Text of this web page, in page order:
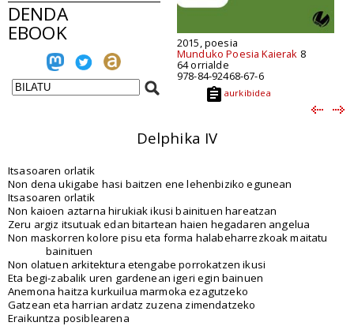
DENDA
EBOOK 2015, poesia
Munduko Poesia Kaierak 8
64 orrialde
978-84-92468-67-6
aurkibidea
Delphika IV
Itsasoaren orlatik
Non dena ukigabe hasi baitzen ene lehenbiziko egunean
Itsasoaren orlatik
Non kaioen aztarna hirukiak ikusi bainituen hareatzan
Zeru argiz itsutuak edan bitartean haien hegadaren angelua
Non maskorren kolore pisu eta forma halabeharrezkoak maitatu
bainituen
Non olatuen arkitektura etengabe porrokatzen ikusi
Eta begi-zabalik uren gardenean igeri egin bainuen
Anemona haitza kurkuilua marmoka ezagutzeko
Gatzean eta harrian ardatz zuzena zimendatzeko
Eraikuntza posiblearena